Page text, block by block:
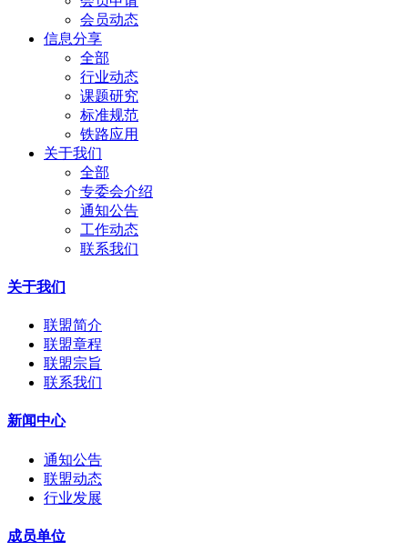
会员动态
信息分享
全部
行业动态
课题研究
标准规范
铁路应用
关于我们
全部
专委会介绍
通知公告
工作动态
联系我们
关于我们
联盟简介
联盟章程
联盟宗旨
联系我们
新闻中心
通知公告
联盟动态
行业发展
成员单位